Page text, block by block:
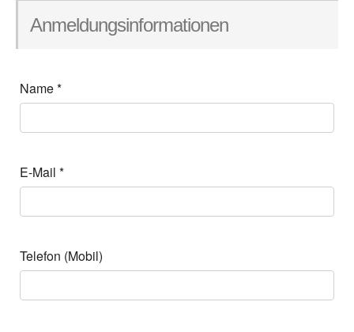
Anmeldungsinformationen
Name*
E-Mail *
Telefon (Mobil)